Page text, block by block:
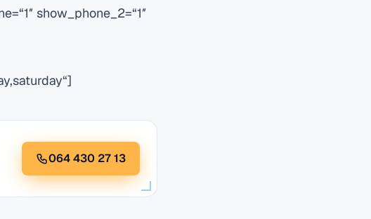
show_phone_2=“1″
064 430 27 13